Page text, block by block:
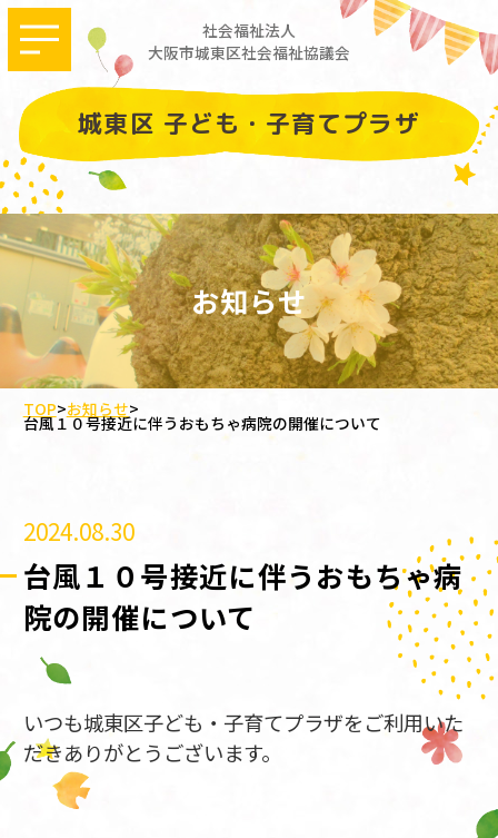
社会福祉法人
大阪市城東区社会福祉協議会
城東区 子ども・子育てプラザ
お知らせ
TOP>お知らせ>
台風１０号接近に伴うおもちゃ病院の開催について
2024.08.30
台風１０号接近に伴うおもちゃ病
院の開催について
いつも城東区子ども・子育てプラザをご利用いた
だきありがとうございます。